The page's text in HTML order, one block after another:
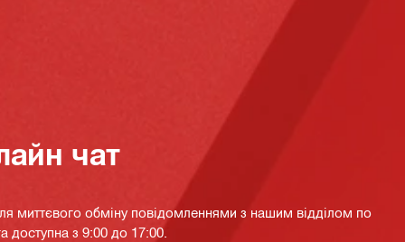
чат
миттєвого обміну повідомленнями з нашим відділом по
доступна з 9:00 до 17:00.